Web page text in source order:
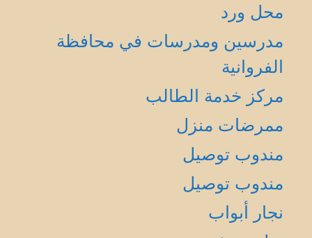
محل ورد
مدرسين ومدرسات في محافظة
الفروانية
مركز خدمة الطالب
ممرضات منزل
مندوب توصيل
مندوب توصيل
نجار أبواب